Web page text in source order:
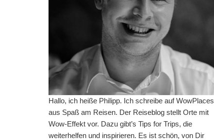
Hallo, ich heiße Philipp. Ich schreibe auf WowPlaces
aus Spaß am Reisen. Der Reiseblog stellt Orte mit
Wow-Effekt vor. Dazu gibt’s Tips for Trips, die
weiterhelfen und inspirieren. Es ist schön, von Dir